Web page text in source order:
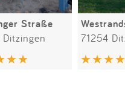
Straße
Ditzingen 71254